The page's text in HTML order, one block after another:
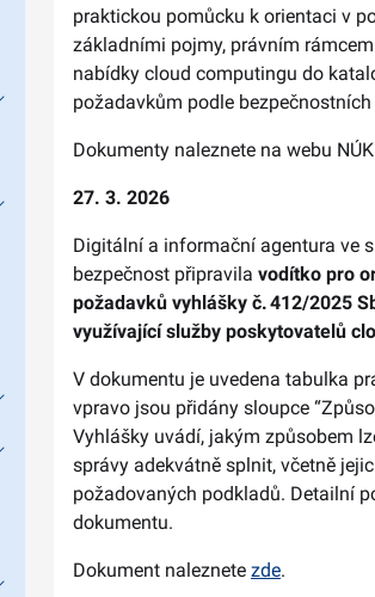
praktickou pomůcku k orientaci v
základními pojmy, právním
nabídky cloud computingu do
požadavkům podle
Dokumenty naleznete na webu
27. 3. 2026
Digitální a informační agentura ve
bezpečnost připravila vodítko pro
požadavků vyhlášky č. 412/2025
využívající služby poskytovatelů
V dokumentu je uvedena tabulka
vpravo jsou přidány sloupce
Vyhlášky uvádí, jakým způsobem
správy adekvátně splnit, včetně
požadovaných podkladů. Detailní
dokumentu.
Dokument naleznete zde.